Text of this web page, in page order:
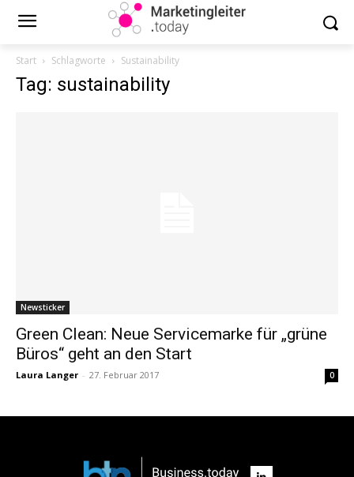
Start Schlagworte Sustainability
Tag: sustainability
Newsticker
Green Clean: Neue Servicemarke für „grüne
Büros“ geht an den Start
Laura Langer - 27. Februar 2017 0